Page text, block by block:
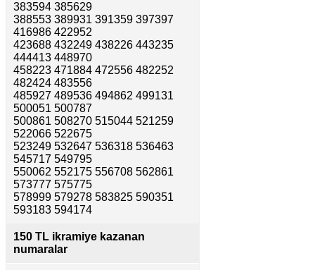
383594 385629
388553 389931 391359 397397
416986 422952
423688 432249 438226 443235
444413 448970
458223 471884 472556 482252
482424 483556
485927 489536 494862 499131
500051 500787
500861 508270 515044 521259
522066 522675
523249 532647 536318 536463
545717 549795
550062 552175 556708 562861
573777 575775
578999 579278 583825 590351
593183 594174
150 TL ikramiye kazanan
numaralar